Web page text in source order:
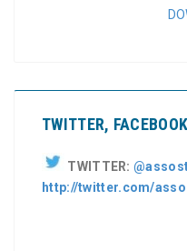
TWITTER,
TWITTER:
http://twitter.com/